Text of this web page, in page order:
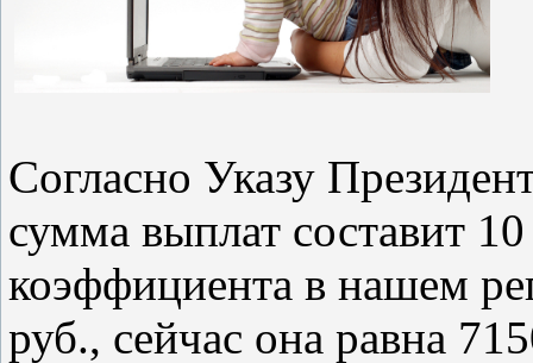
Согласно Указу
сумма выплат составит
коэффициента в нашем
руб., сейчас она равна